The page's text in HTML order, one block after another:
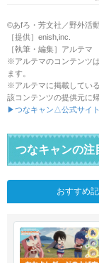
©あfろ・芳文社／野外活
［提供］enish,inc.
［執筆・編集］アルテマ
※アルテマのコンテンツ
ます。
※アルテマに掲載してい
該コンテンツの提供元に
▶つなキャン△公式サイト
つなキャンの注
おすすめ